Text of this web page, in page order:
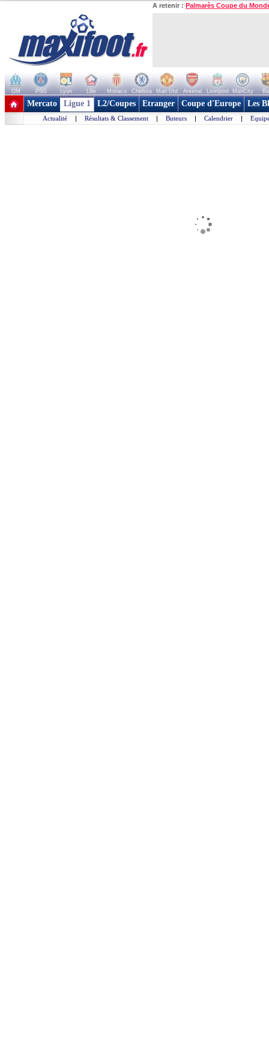
A retenir : Palmarès Coupe du
OM PSG Lyon Lille Monaco Chelsea Man Utd Arsenal Liverpool ManCity
+ de clubs
Mercato Ligue 1 L2/Coupes Etranger Coupe d'Europe Les
Actualité | Résultats & Classement | Buteurs | Calendrier |